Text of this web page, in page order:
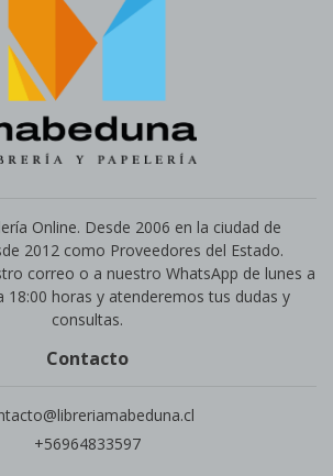
Online. Desde 2006 en la ciudad de
2012 como Proveedores del Estado.
correo o a nuestro WhatsApp de lunes a
18:00 horas y atenderemos tus dudas y
consultas.
Contacto
+56964833597